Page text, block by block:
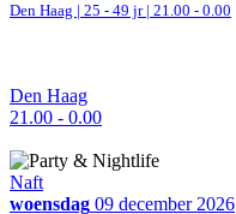
Den Haag | 25 - 49 jr | 21.00 - 0.00
Den Haag
21.00 - 0.00
Naft
woensdag 09 december 2026